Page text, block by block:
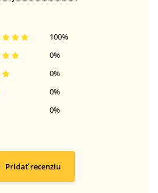
0%
0%
0%
0%
100%
Pridať recenziu